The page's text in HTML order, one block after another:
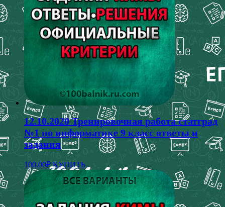
12.10.2020 Тренировочная работа статград
№1 по информатике 9 класс ответы и
задания
100.00₽ КУПИТЬ